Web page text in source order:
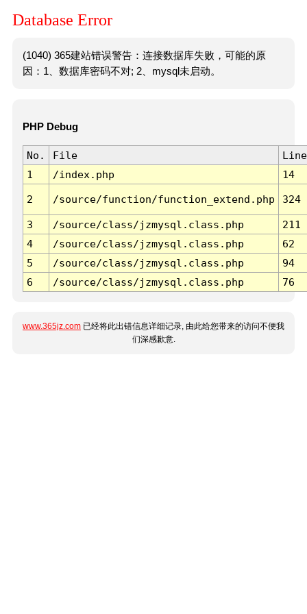
Database Error
(1040) 365建站错误警告：连接数据库失败，可能的原
因：1、数据库密码不对; 2、mysql未启动。
PHP Debug
No. File
Line
1
/index.php 14
2 /source/function/function_extend.php 324
3 /source/class/jzmysql.class.php
211
4
/source/class/jzmysql.class.php
62
5
/source/class/jzmysql.class.php
94
6
/source/class/jzmysql.class.php 76
www.365jz.com 已经将此出错信息详细记录, 由此给您带来的访问不便我
们深感歉意.